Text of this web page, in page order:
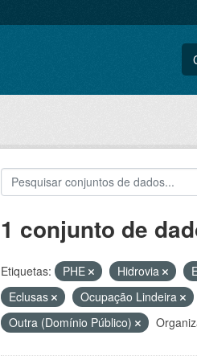
1 conjunto de
Etiquetas: PHE Hidrovia
Eclusas
Ocupação Lindeira
Outra (Domínio Público)